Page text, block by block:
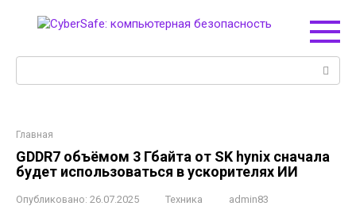
Главная
GDDR7 объёмом 3 Гбайта от SK hynix сначала
будет использоваться в ускорителях ИИ
Опубликовано: 26.07.2025 Техника admin83